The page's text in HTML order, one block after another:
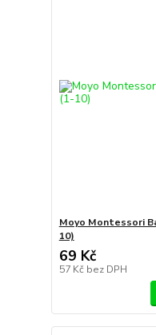
Moyo Montessori
10)
69 Kč
57 Kč bez DPH